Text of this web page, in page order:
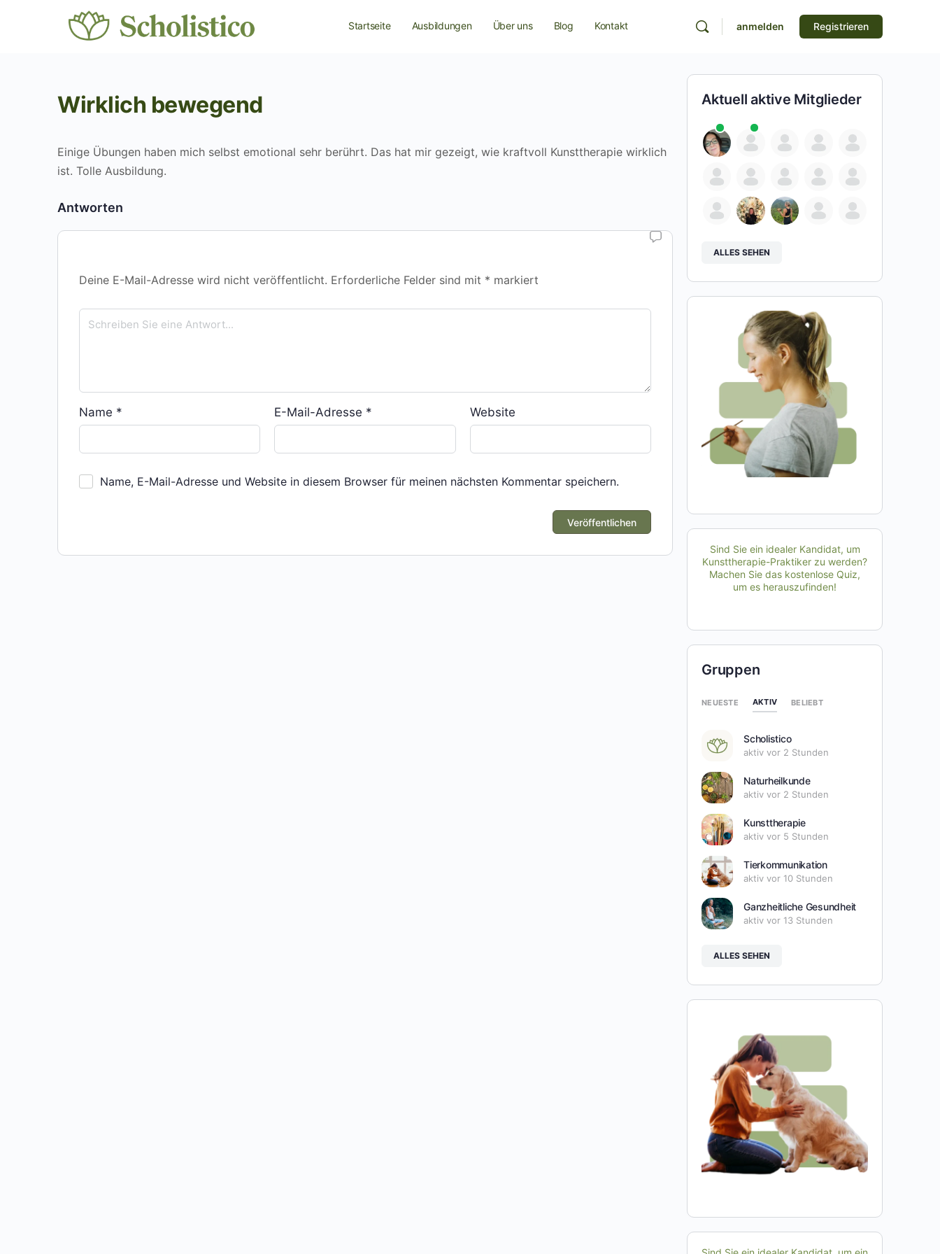
Startseite Ausbildungen Über uns Blog Kontakt anmelden Registrieren
Wirklich bewegend
Einige Übungen haben mich selbst emotional sehr berührt. Das hat mir gezeigt, wie kraftvoll Kunsttherapie wirklich
ist. Tolle Ausbildung.
Antworten
Deine E-Mail-Adresse wird nicht veröffentlicht. Erforderliche Felder sind mit * markiert
Name * E-Mail-Adresse * Website
Name, E-Mail-Adresse und Website in diesem Browser für meinen nächsten Kommentar speichern.
Aktuell aktive Mitglieder
ALLES SEHEN
Sind Sie ein idealer Kandidat, um
Kunsttherapie-Praktiker zu werden?
Machen Sie das kostenlose Quiz,
um es herauszufinden!
Gruppen
NEUESTE AKTIV BELIEBT
Scholistico
aktiv vor 2 Stunden
Naturheilkunde
aktiv vor 2 Stunden
Kunsttherapie
aktiv vor 5 Stunden
Tierkommunikation
aktiv vor 10 Stunden
Ganzheitliche Gesundheit
aktiv vor 13 Stunden
ALLES SEHEN